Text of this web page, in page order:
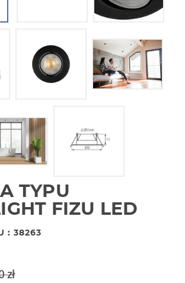
TYPU
FIZU LED
: 38263
zł